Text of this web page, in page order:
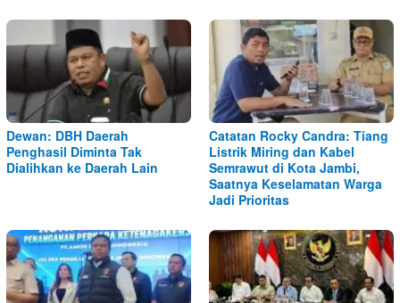
Dewan: DBH Daerah
Penghasil Diminta Tak
Dialihkan ke Daerah Lain
Catatan Rocky Candra: Tiang
Listrik Miring dan Kabel
Semrawut di Kota Jambi,
Saatnya Keselamatan Warga
Jadi Prioritas